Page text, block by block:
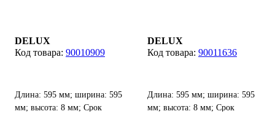
DELUX
90010909
Длина: 595 мм; ширина: 595
мм; высота: 8 мм; Срок
DELUX
90011636
Длина: 595 мм; ширина: 595
мм; высота: 8 мм; Срок